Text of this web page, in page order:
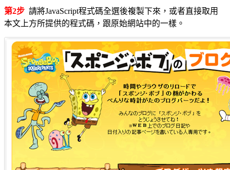
第2步 請將JavaScript程式碼全選後複製下來，或者直接取用
本文上方所提供的程式碼，跟原始網站中的一樣。